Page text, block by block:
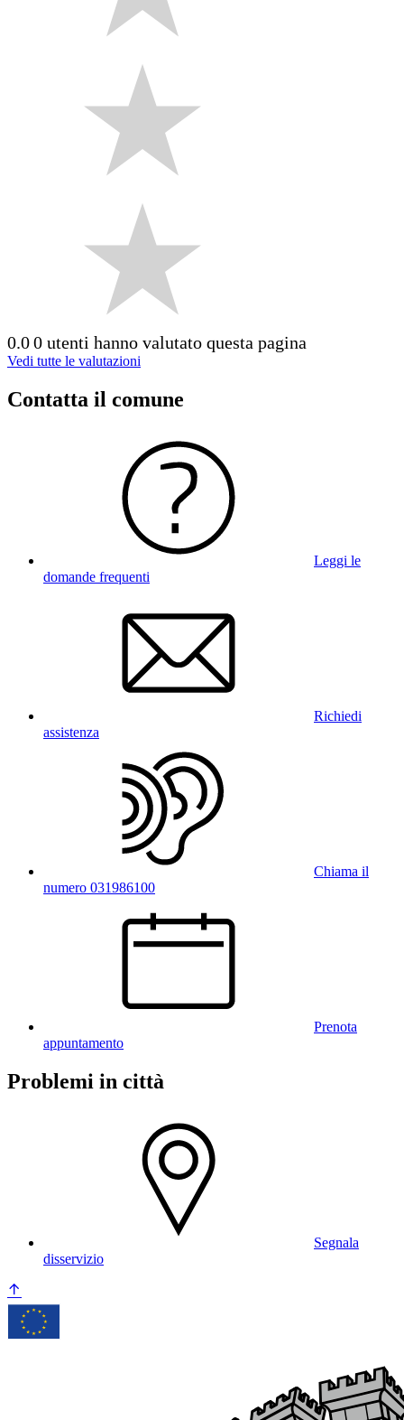
0.00 utenti hanno valutato questa pagina
Vedi tutte le valutazioni
Contatta il comune
Leggi le
domande frequenti
Richiedi
assistenza
Chiama il
numero 031986100
Prenota
appuntamento
Problemi in città
Segnala
disservizio